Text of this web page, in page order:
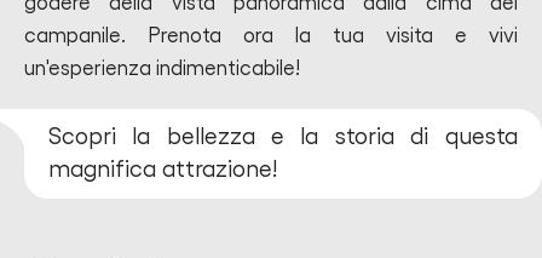
campanile. Prenota ora la tua visita e vivi
un'esperienza indimenticabile!
Scopri la bellezza e la storia di questa
magnifica attrazione!